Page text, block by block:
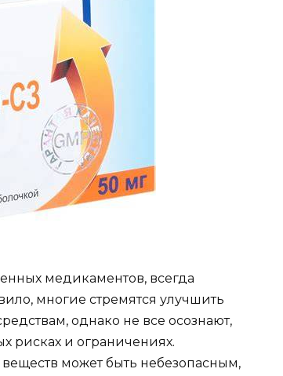
медикаментов, всегда
многие стремятся улучшить
однако не все осознают,
рисках и ограничениях.
может быть небезопасным,